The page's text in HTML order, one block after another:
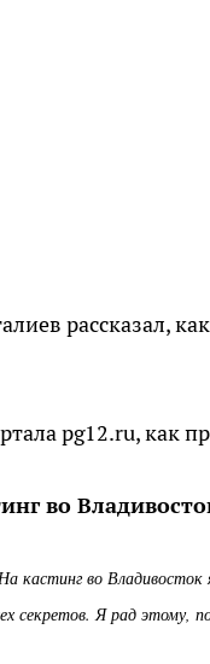
рассказал,
pg12.ru, как
во
кастинг во Владивосток
секретов. Я рад